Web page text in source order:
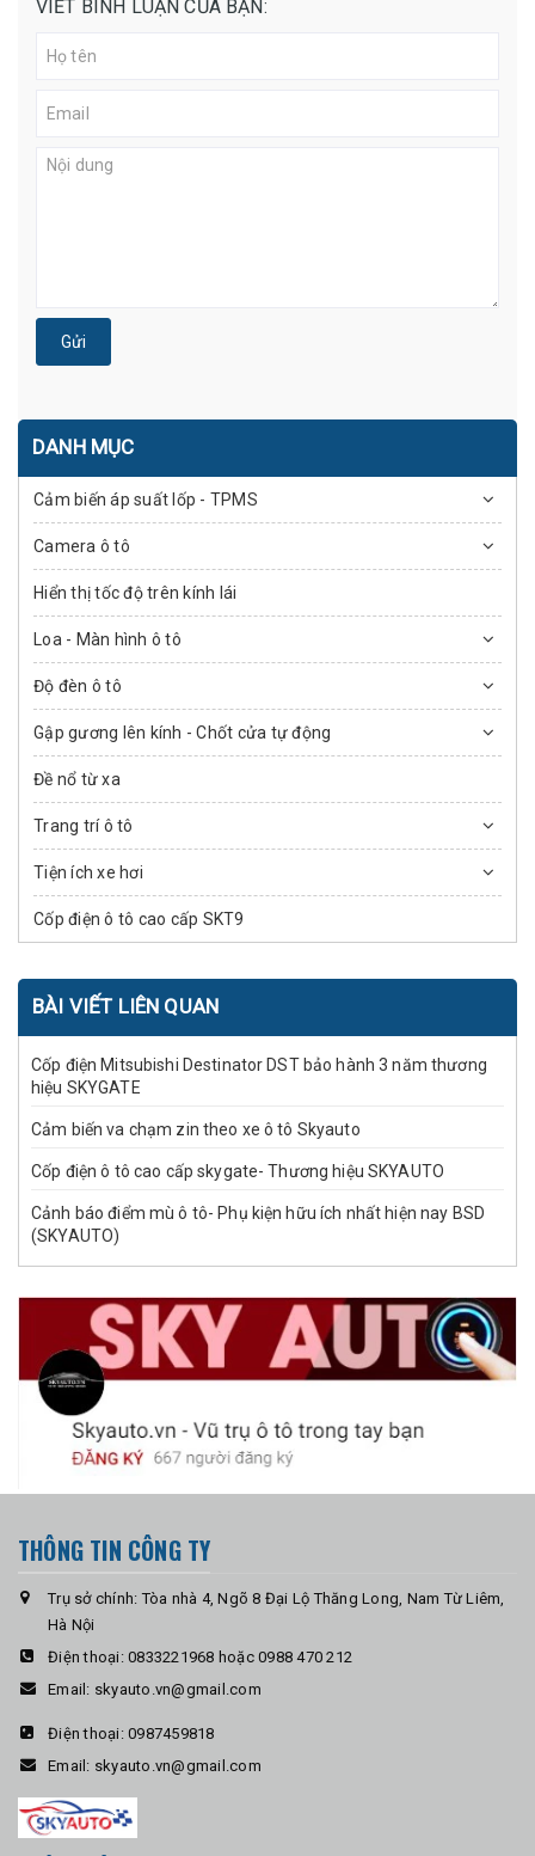
VIẾT BÌNH LUẬN CỦA BẠN:
Gửi
DANH MỤC
Cảm biến áp suất lốp - TPMS
Camera ô tô
Hiển thị tốc độ trên kính lái
Loa - Màn hình ô tô
Độ đèn ô tô
Gập gương lên kính - Chốt cửa tự động
Đề nổ từ xa
Trang trí ô tô
Tiện ích xe hơi
Cốp điện ô tô cao cấp SKT9
BÀI VIẾT LIÊN QUAN
Cốp điện Mitsubishi Destinator DST bảo hành 3 năm thương
hiệu SKYGATE
Cảm biến va chạm zin theo xe ô tô Skyauto
Cốp điện ô tô cao cấp skygate- Thương hiệu SKYAUTO
Cảnh báo điểm mù ô tô- Phụ kiện hữu ích nhất hiện nay BSD
(SKYAUTO)
THÔNG TIN CÔNG TY
Trụ sở chính: Tòa nhà 4, Ngõ 8 Đại Lộ Thăng Long, Nam Từ Liêm,
Hà Nội
Điện thoại: 0833221968 hoặc 0988 470 212
Email: skyauto.vn@gmail.com
Điện thoại: 0987459818
Email: skyauto.vn@gmail.com